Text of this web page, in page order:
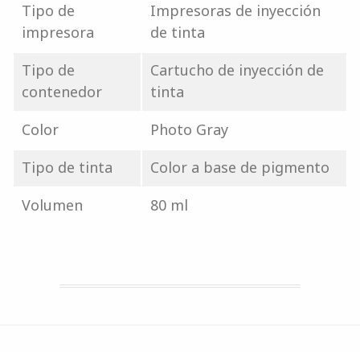
Tipo de
impresora
Impresoras de inyección
de tinta
Tipo de
contenedor
Cartucho de inyección de
tinta
Color
Photo Gray
Tipo de tinta
Color a base de pigmento
Volumen
80 ml